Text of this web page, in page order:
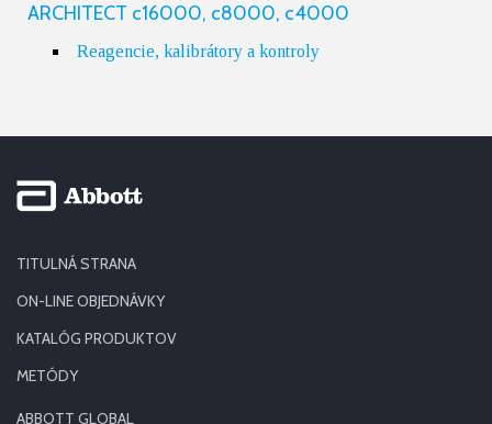
ARCHITECT c16000, c8000, c4000
Reagencie, kalibrátory a kontroly
TITULNÁ STRANA
ON-LINE OBJEDNÁVKY
KATALÓG PRODUKTOV
METÓDY
ABBOTT GLOBAL